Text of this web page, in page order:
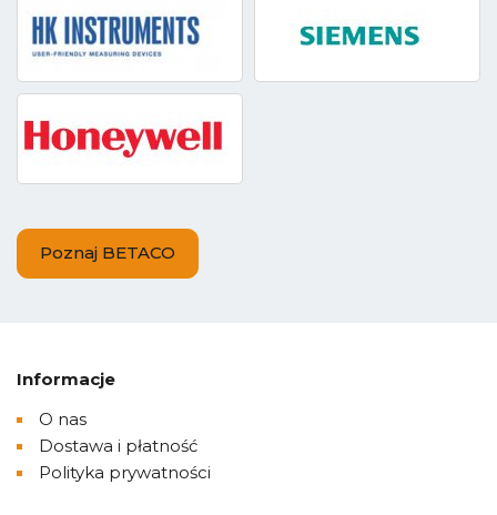
Poznaj BETACO
Informacje
O nas
Dostawa i płatność
Polityka prywatności